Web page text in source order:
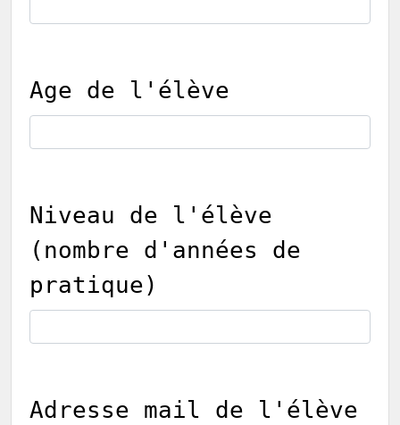
Age de l'élève
Niveau de l'élève
(nombre d'années de
pratique)
Adresse mail de l'élève